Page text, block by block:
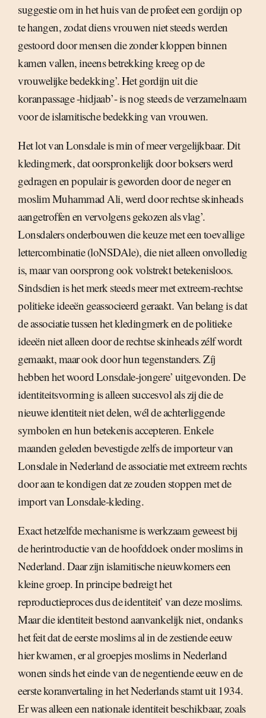
suggestie om in het huis van de profeet een gordijn op
te hangen, zodat diens vrouwen niet steeds werden
gestoord door mensen die zonder kloppen binnen
kamen vallen, ineens betrekking kreeg op de
vrouwelijke bedekking’. Het gordijn uit die
koranpassage -hidjaab’- is nog steeds de verzamelnaam
voor de islamitische bedekking van vrouwen.
Het lot van Lonsdale is min of meer vergelijkbaar. Dit
kledingmerk, dat oorspronkelijk door boksers werd
gedragen en populair is geworden door de neger en
moslim Muhammad Ali, werd door rechtse skinheads
aangetroffen en vervolgens gekozen als vlag’.
Lonsdalers onderbouwen die keuze met een toevallige
lettercombinatie (loNSDAle), die niet alleen onvolledig
is, maar van oorsprong ook volstrekt betekenisloos.
Sindsdien is het merk steeds meer met extreem-rechtse
politieke ideeën geassocieerd geraakt. Van belang is dat
de associatie tussen het kledingmerk en de politieke
ideeën niet alleen door de rechtse skinheads zélf wordt
gemaakt, maar ook door hun tegenstanders. Zíj
hebben het woord Lonsdale-jongere’ uitgevonden. De
identiteitsvorming is alleen succesvol als zij die de
nieuwe identiteit niet delen, wél de achterliggende
symbolen en hun betekenis accepteren. Enkele
maanden geleden bevestigde zelfs de importeur van
Lonsdale in Nederland de associatie met extreem rechts
door aan te kondigen dat ze zouden stoppen met de
import van Lonsdale-kleding.
Exact hetzelfde mechanisme is werkzaam geweest bij
de herintroductie van de hoofddoek onder moslims in
Nederland. Daar zijn islamitische nieuwkomers een
kleine groep. In principe bedreigt het
reproductieproces dus de identiteit’ van deze moslims.
Maar die identiteit bestond aanvankelijk niet, ondanks
het feit dat de eerste moslims al in de zestiende eeuw
hier kwamen, er al groepjes moslims in Nederland
wonen sinds het einde van de negentiende eeuw en de
eerste koranvertaling in het Nederlands stamt uit 1934.
Er was alleen een nationale identiteit beschikbaar, zoals